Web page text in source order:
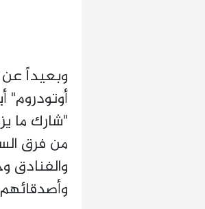
وبعيداً
أوتودروم"
من فرق
والفنادق